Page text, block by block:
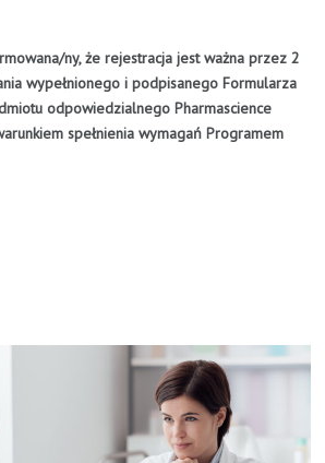
ny, że rejestracja jest ważna przez 2
wypełnionego i podpisanego Formularza
odpowiedzialnego Pharmascience
spełnienia wymagań Programem